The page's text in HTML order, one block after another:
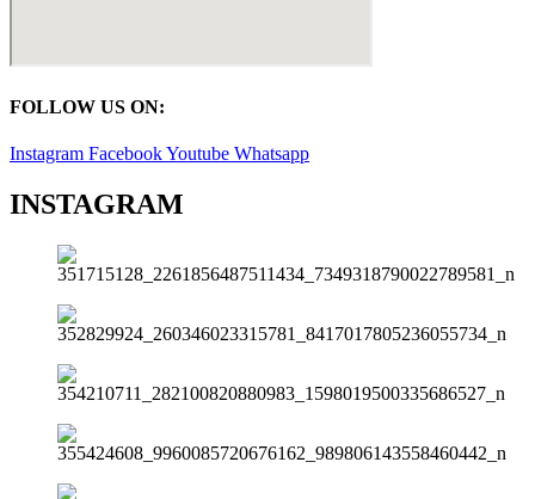
FOLLOW US ON:
Instagram FacebookYoutube Whatsapp
INSTAGRAM